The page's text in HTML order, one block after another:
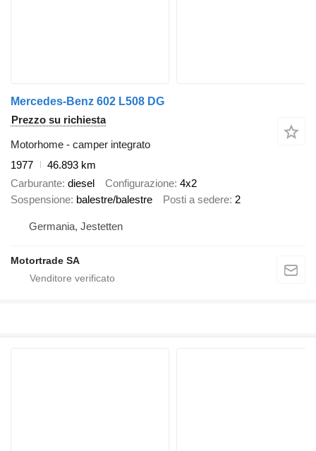
Mercedes-Benz 602 L508 DG
Prezzo su richiesta
Motorhome - camper integrato
1977
46.893 km
Carburante diesel Configurazione 4x2
Sospensione balestre/balestre Posti a sedere 2
Germania, Jestetten
Motortrade SA